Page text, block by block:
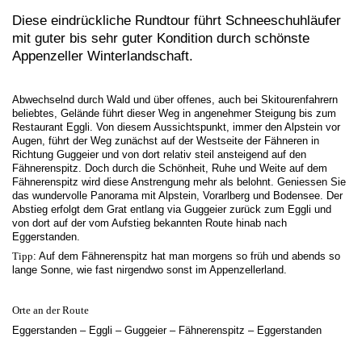
Diese eindrückliche Rundtour führt Schneeschuhläufer
mit guter bis sehr guter Kondition durch schönste
Appenzeller Winterlandschaft.
Abwechselnd durch Wald und über offenes, auch bei Skitourenfahrern
beliebtes, Gelände führt dieser Weg in angenehmer Steigung bis zum
Restaurant Eggli. Von diesem Aussichtspunkt, immer den Alpstein vor
Augen, führt der Weg zunächst auf der Westseite der Fähneren in
Richtung Guggeier und von dort relativ steil ansteigend auf den
Fähnerenspitz. Doch durch die Schönheit, Ruhe und Weite auf dem
Fähnerenspitz wird diese Anstrengung mehr als belohnt. Geniessen Sie
das wundervolle Panorama mit Alpstein, Vorarlberg und Bodensee. Der
Abstieg erfolgt dem Grat entlang via Guggeier zurück zum Eggli und
von dort auf der vom Aufstieg bekannten Route hinab nach
Eggerstanden.
Tipp: Auf dem Fähnerenspitz hat man morgens so früh und abends so
lange Sonne, wie fast nirgendwo sonst im Appenzellerland.
Orte an der Route
Eggerstanden – Eggli – Guggeier – Fähnerenspitz – Eggerstanden